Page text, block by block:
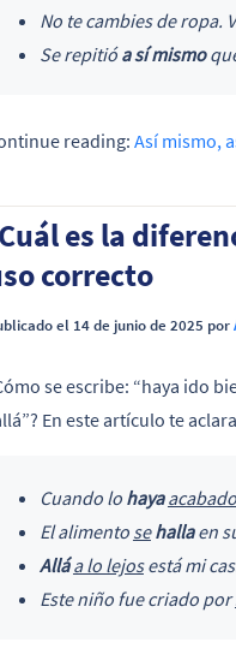
No te cambies de ropa.
Se repitióa sí mismo
reading: Así mismo,
es la
correcto
el 14 de junio de 2025 por
se escribe: “haya ido
En este artículo te
Cuando lo haya acabado
El alimento se hallaen
Allá a lo lejosestá mi
Este niño fue criado por